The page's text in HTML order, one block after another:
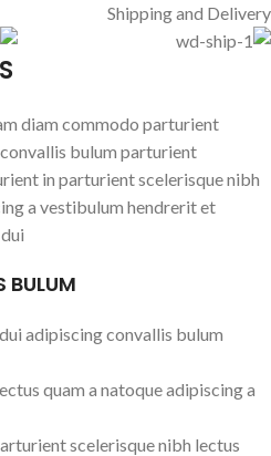
Shipping and Delivery
diam commodo parturient
bulum parturient
in parturient scelerisque nibh
a vestibulum hendrerit et
BULUM
adipiscing convallis bulum
quam a natoque adipiscing a
scelerisque nibh lectus.